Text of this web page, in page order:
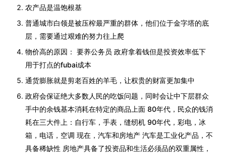
农产品是温饱根基
普通城市白领是被压榨最严重的群体，他们位于金字塔的底
层，需要通过艰难的努力往上爬
物价高的原因： 要养公务员 政府拿着钱但是投资效率低下
用于打点的fubai成本
通货膨胀就是剪老百姓的羊毛，让权贵的财富更加集中
政府会保证绝大多数人民的吃饭问题，同时会让中下层群众
手中的余钱基本消耗在特定的商品上面 80年代，民众的钱消
耗在三大件上：自行车，手表，缝纫机 90年代，彩电，冰
箱，电话，空调 现在，汽车和房地产 汽车是工业化产品，不
具备稀缺性 房地产具备了投资品和生活必须品的双重属性，